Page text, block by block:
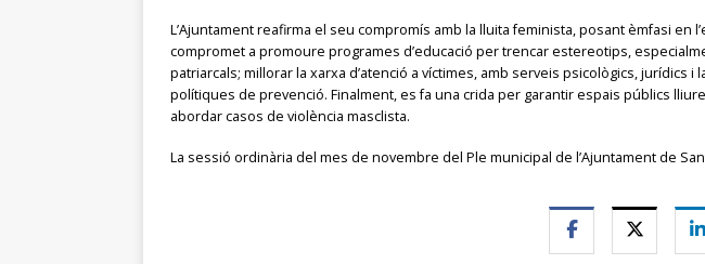
L’Ajuntament reafirma el seu compromís amb la lluita feminista, posant èmfasi en
compromet a promoure programes d’educació per trencar estereotips,
patriarcals; millorar la xarxa d’atenció a víctimes, amb serveis psicològics,
polítiques de prevenció. Finalment, es fa una crida per garantir espais públics
abordar casos de violència masclista.
La sessió ordinària del mes de novembre del Ple municipal de l’Ajuntament de